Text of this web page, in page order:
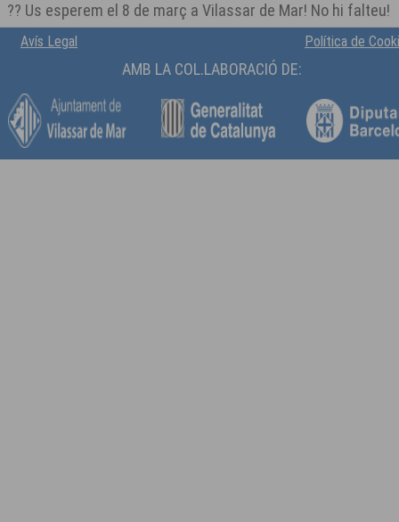
?? Us esperem el 8 de març a Vilassar de Mar! No hi falteu!
Avís Legal Política de
AMB LA COL.LABORACIÓ DE: